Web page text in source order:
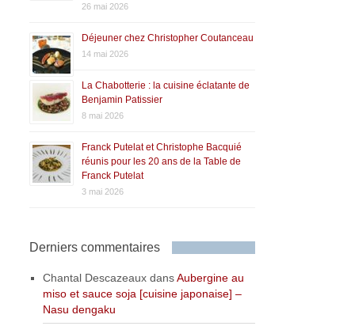
26 mai 2026
Déjeuner chez Christopher Coutanceau
14 mai 2026
La Chabotterie : la cuisine éclatante de
Benjamin Patissier
8 mai 2026
Franck Putelat et Christophe Bacquié
réunis pour les 20 ans de la Table de
Franck Putelat
3 mai 2026
Derniers commentaires
Chantal Descazeaux dansAubergine au
miso et sauce soja [cuisine japonaise] –
Nasu dengaku